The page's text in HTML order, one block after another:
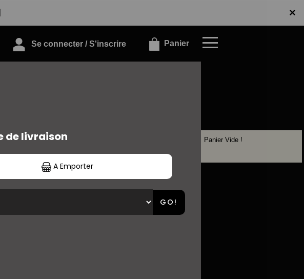
×
Se connecter / S'inscrire Panier
x
Panier Vide !